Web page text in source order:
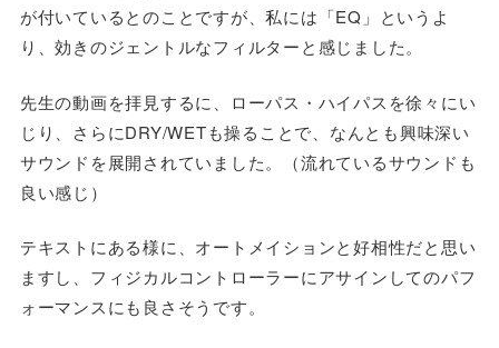
が付いているとのことですが、私には「EQ」というよ
り、効きのジェントルなフィルターと感じました。
先生の動画を拝見するに、ローパス・ハイパスを徐々にい
じり、さらにDRY/WETも操ることで、なんとも興味深い
サウンドを展開されていました。（流れているサウンドも
良い感じ）
テキストにある様に、オートメイションと好相性だと思い
ますし、フィジカルコントローラーにアサインしてのパフ
ォーマンスにも良さそうです。